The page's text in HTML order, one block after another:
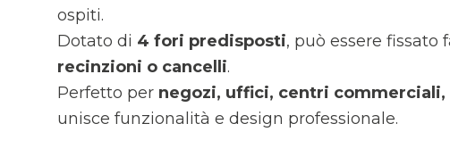
ospiti.
Dotato di 4 fori predisposti, può essere fissato
recinzioni o cancelli.
Perfetto per negozi, uffici, centri
unisce funzionalità e design professionale.